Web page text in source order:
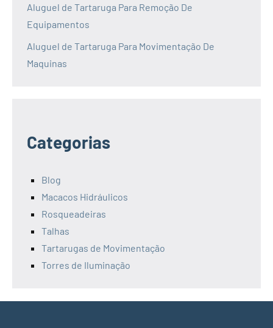
Aluguel de Tartaruga Para Remoção De
Equipamentos
Aluguel de Tartaruga Para Movimentação De
Maquinas
Categorias
Blog
Macacos Hidráulicos
Rosqueadeiras
Talhas
Tartarugas de Movimentação
Torres de Iluminação